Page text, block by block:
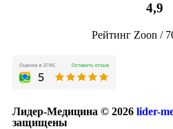
4,9
Рейтинг Zoon /
Лидер-Медицина © 2026 lider-
защищены